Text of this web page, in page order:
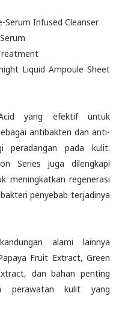
Serum Infused Cleanser
Liquid Ampoule Sheet
yang efektif untuk
antibakteri dan anti-
peradangan pada kulit.
Series juga dilengkapi
meningkatkan regenerasi
penyebab terjadinya
alami lainnya
Fruit Extract, Green
dan bahan penting
perawatan kulit yang